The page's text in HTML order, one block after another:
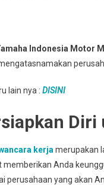
Indonesia Motor
lain nya : DISINI
kerja merupakan
memberikan Anda
perusahaan yang akan